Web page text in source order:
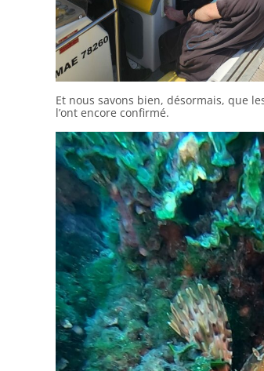
Et nous savons bien, désormais, que
l’ont encore confirmé.